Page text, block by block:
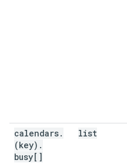
calendars.
(key) .
busy[]
list